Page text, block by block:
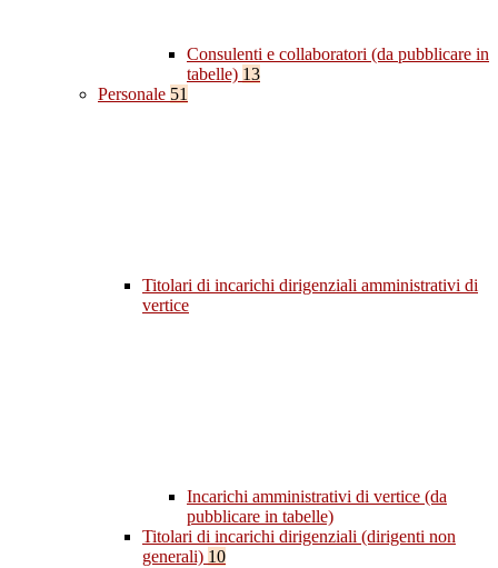
Consulenti e collaboratori (da pubblicare in
tabelle) 13
Personale 51
Titolari di incarichi dirigenziali amministrativi di
vertice
Incarichi amministrativi di vertice (da
pubblicare in tabelle)
Titolari di incarichi dirigenziali (dirigenti non
generali) 10